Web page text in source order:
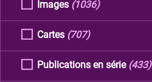
Images (1036)
Cartes (707)
Publications en série (433)